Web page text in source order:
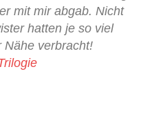
mit mir abgab. Nicht
hatten je so viel
Nähe verbracht!